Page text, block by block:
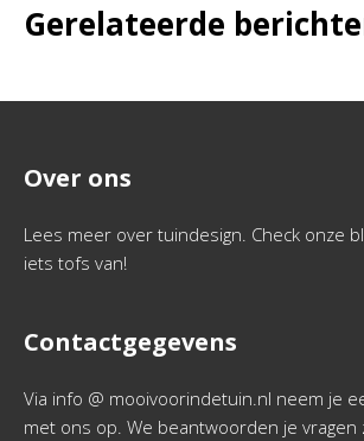
Gerelateerde
Over ons
Lees meer over tuindesign. Check onze
iets tofs van!
Contactgegevens
Via info @ mooivoorindetuin.nl neem je
met ons op. We beantwoorden je vragen